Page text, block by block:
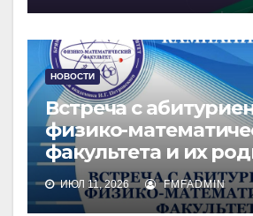
НОВОСТИ
Встреча с
физико-
факультета и их
ИЮЛ 11, 2026 FMFADMIN